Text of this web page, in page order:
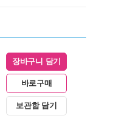
장바구니 담기
바로구매
보관함 담기